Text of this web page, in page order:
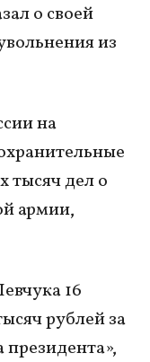
о своей
из
на
тысяч дел о
армии,
16
рублей за